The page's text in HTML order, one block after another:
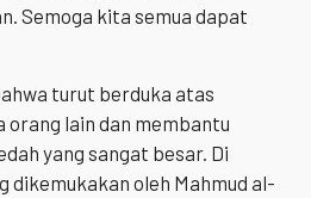
Semoga kita semua dapat
turut berduka atas
orang lain dan membantu
yang sangat besar. Di
dikemukakan oleh Mahmud al-